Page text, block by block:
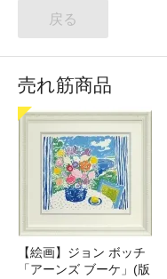
戻る
売れ筋商品
【絵画】ジョン ボッチ
「アーンズ ブーケ」(版